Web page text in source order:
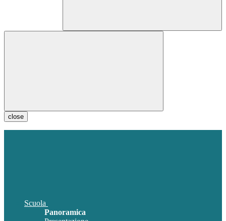
close
Scuola
Panoramica